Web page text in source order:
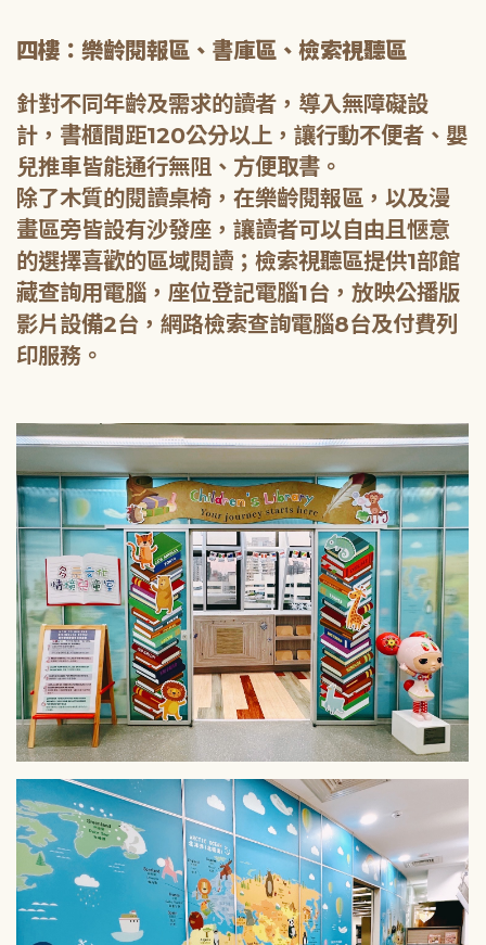
四樓：樂齡閱報區、書庫區、檢索視聽區
針對不同年齡及需求的讀者，導入無障礙設
計，書櫃間距120公分以上，讓行動不便者、嬰
兒推車皆能通行無阻、方便取書。
除了木質的閱讀桌椅，在樂齡閱報區，以及漫
畫區旁皆設有沙發座，讓讀者可以自由且愜意
的選擇喜歡的區域閱讀；檢索視聽區提供1部館
藏查詢用電腦，座位登記電腦1台，放映公播版
影片設備2台，網路檢索查詢電腦8台及付費列
印服務。